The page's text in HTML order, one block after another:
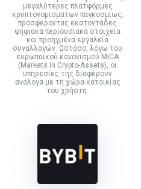
μεγαλύτερες πλατφόρμες
κρυπτονομισμάτων παγκοσμίως,
προσφέροντας εκατοντάδες
ψηφιακά περιουσιακά στοιχεία
και προηγμένα εργαλεία
συναλλαγών. Ωστόσο, λόγω του
ευρωπαϊκού κανονισμού MiCA
(Markets in Crypto-Assets), οι
υπηρεσίες της διαφέρουν
ανάλογα με τη χώρα κατοικίας
του χρήστη.